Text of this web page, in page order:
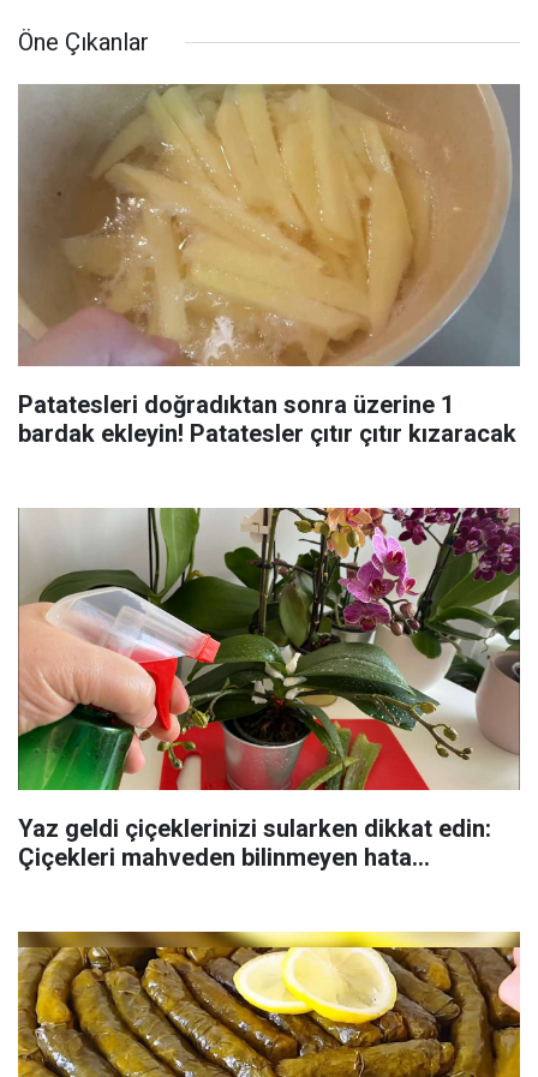
Öne Çıkanlar
Patatesleri doğradıktan sonra üzerine 1
bardak ekleyin! Patatesler çıtır çıtır kızaracak
Yaz geldi çiçeklerinizi sularken dikkat edin:
Çiçekleri mahveden bilinmeyen hata...